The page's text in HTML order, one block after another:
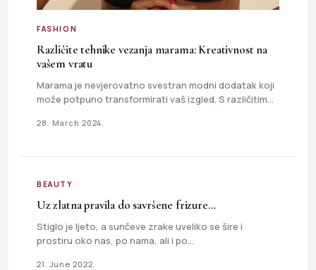
FASHION
Različite tehnike vezanja marama: Kreativnost na
vašem vratu
Marama je nevjerovatno svestran modni dodatak koji
može potpuno transformirati vaš izgled. S različitim
28. March 2024.
BEAUTY
Uz zlatna pravila do savršene frizure…
Stiglo je ljeto, a sunčeve zrake uveliko se šire i
prostiru oko nas, po nama, ali i po…
21. June 2022.